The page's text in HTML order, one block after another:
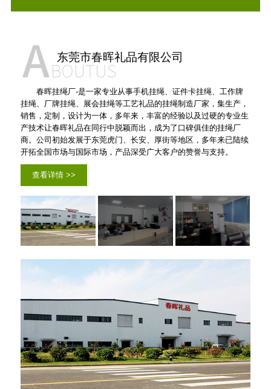
东莞市春晖礼品有限公司
春晖挂绳厂-是一家专业从事手机挂绳、证件卡挂绳、工作牌
挂绳、厂牌挂绳、展会挂绳等工艺礼品的挂绳制造厂家，集生产，
销售，定制，设计为一体，多年来，丰富的经验以及过硬的专业生
产技术让春晖礼品在同行中脱颖而出，成为了口碑俱佳的挂绳厂
商。公司初始发展于东莞虎门、长安、厚街等地区，多年来已陆续
开拓全国市场与国际市场，产品深受广大客户的赞誉与支持。
查看详情 >>